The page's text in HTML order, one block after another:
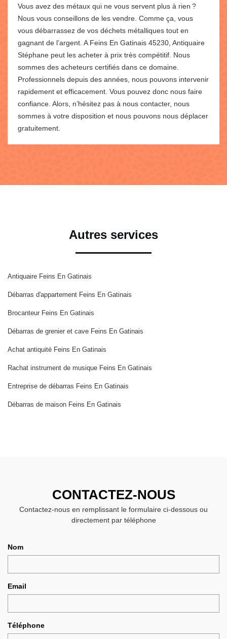
Vous avez des métaux qui ne vous servent plus à rien ?
Nous vous conseillons de les vendre. Comme ça, vous
vous débarrassez de vos déchets métalliques tout en
gagnant de l’argent. A Feins En Gatinais 45230, Antiquaire
Stéphane peut les acheter à prix très compétitif. Nous
sommes des acheteurs certifiés dans ce domaine.
Professionnels depuis des années, nous pouvons intervenir
rapidement et efficacement. Vous pouvez donc nous faire
confiance. Alors, n’hésitez pas à nous contacter, nous
sommes à votre disposition et nous pouvons nous déplacer
gratuitement.
Autres services
Antiquaire Feins En Gatinais
Débarras d'appartement Feins En Gatinais
Brocanteur Feins En Gatinais
Débarras de grenier et cave Feins En Gatinais
Achat antiquité Feins En Gatinais
Rachat instrument de musique Feins En Gatinais
Entreprise de débarras Feins En Gatinais
Débarras de maison Feins En Gatinais
CONTACTEZ-NOUS
Contactez-nous en remplissant le formulaire ci-dessous ou
directement par téléphone
Nom
Email
Téléphone